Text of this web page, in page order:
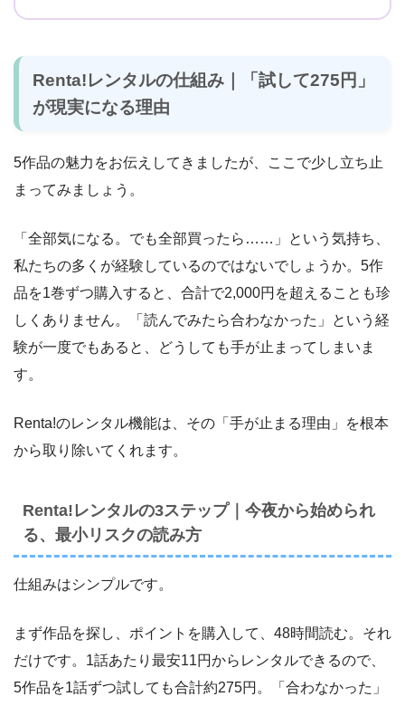
Renta!レンタルの仕組み｜「試して275円」
が現実になる理由
5作品の魅力をお伝えしてきましたが、ここで少し立ち止
まってみましょう。
「全部気になる。でも全部買ったら……」という気持ち、
私たちの多くが経験しているのではないでしょうか。5作
品を1巻ずつ購入すると、合計で2,000円を超えることも珍
しくありません。「読んでみたら合わなかった」という経
験が一度でもあると、どうしても手が止まってしまいま
す。
Renta!のレンタル機能は、その「手が止まる理由」を根本
から取り除いてくれます。
Renta!レンタルの3ステップ｜今夜から始められ
る、最小リスクの読み方
仕組みはシンプルです。
まず作品を探し、ポイントを購入して、48時間読む。それ
だけです。1話あたり最安11円からレンタルできるので、
5作品を1話ずつ試しても合計約275円。「合わなかった」